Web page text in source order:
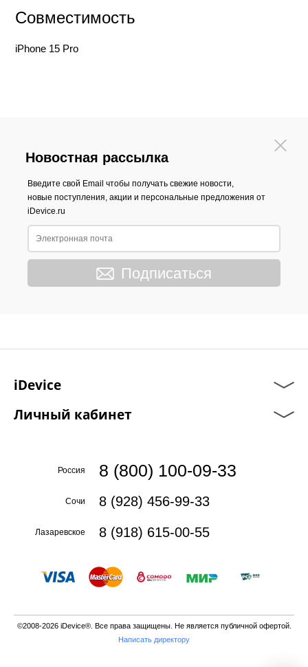
Совместимость
iPhone 15 Pro
Новостная рассылка
Введите свой Email чтобы получать свежие новости,
новые поступления, акции и персональные предложения от
iDevice.ru
Подписаться
iDevice
Личный кабинет
Россия 8 (800) 100-09-33
Сочи 8 (928) 456-99-33
Лазаревское 8 (918) 615-00-55
©2008-2026 iDevice®. Все права защищены. Не является публичной офертой.
Написать директору